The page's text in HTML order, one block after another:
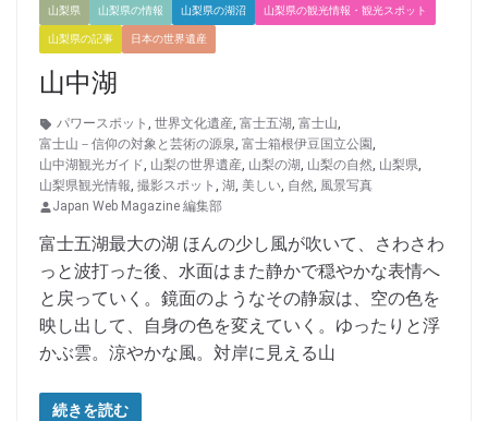
山梨県 山梨県の情報 山梨県の湖沼 山梨県の観光情報・観光スポット
山梨県の記事 日本の世界遺産
山中湖
パワースポット , 世界文化遺産, 富士五湖, 富士山,
富士山－信仰の対象と芸術の源泉, 富士箱根伊豆国立公園,
山中湖観光ガイド, 山梨の世界遺産, 山梨の湖, 山梨の自然, 山梨県,
山梨県観光情報, 撮影スポット , 湖, 美しい, 自然, 風景写真
Japan Web Magazine 編集部
富士五湖最大の湖 ほんの少し風が吹いて、さわさわ
っと波打った後、水面はまた静かで穏やかな表情へ
と戻っていく。鏡面のようなその静寂は、空の色を
映し出して、自身の色を変えていく。ゆったりと浮
かぶ雲。涼やかな風。対岸に見える山
続きを読む